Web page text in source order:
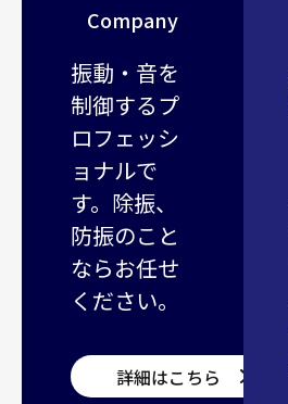
Company
振動・音を
制御するプ
ロフェッシ
ョナルで
す。除振、
防振のこと
ならお任せ
ください。
詳細はこちら